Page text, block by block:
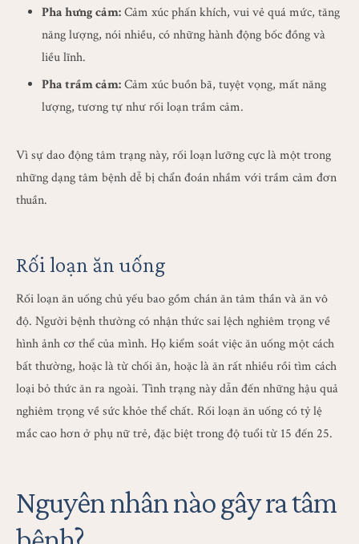
Pha hưng cảm:Cảm xúc phấn khích, vui vẻ quá mức, tăng
năng lượng, nói nhiều, có những hành động bốc đồng và
liều lĩnh.
Pha trầm cảm:Cảm xúc buồn bã, tuyệt vọng, mất năng
lượng, tương tự như rối loạn trầm cảm.
Vì sự dao động tâm trạng này, rối loạn lưỡng cực là một trong
những dạng tâm bệnh dễ bị chẩn đoán nhầm với trầm cảm đơn
thuần.
Rối loạn ăn uống
Rối loạn ăn uống chủ yếu bao gồm chán ăn tâm thần và ăn vô
độ. Người bệnh thường có nhận thức sai lệch nghiêm trọng về
hình ảnh cơ thể của mình. Họ kiểm soát việc ăn uống một cách
bất thường, hoặc là từ chối ăn, hoặc là ăn rất nhiều rồi tìm cách
loại bỏ thức ăn ra ngoài. Tình trạng này dẫn đến những hậu quả
nghiêm trọng về sức khỏe thể chất. Rối loạn ăn uống có tỷ lệ
mắc cao hơn ở phụ nữ trẻ, đặc biệt trong độ tuổi từ 15 đến 25.
Nguyên nhân nào gây ra tâm